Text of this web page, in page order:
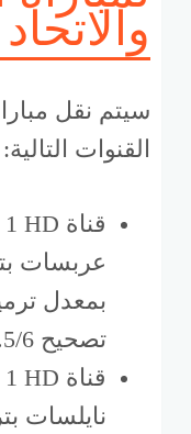
والاتحاد
سيتم نقل
القنوات التالية:
تصحيح 5/6.